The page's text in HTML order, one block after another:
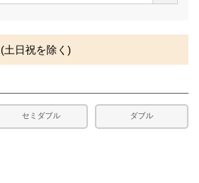
沖縄・離島等一部地域へのお届けは別途送料が
土日祝を除く)
セミダブル ダブル